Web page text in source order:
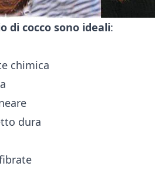
di cocco sono ideali:
chimica
dura